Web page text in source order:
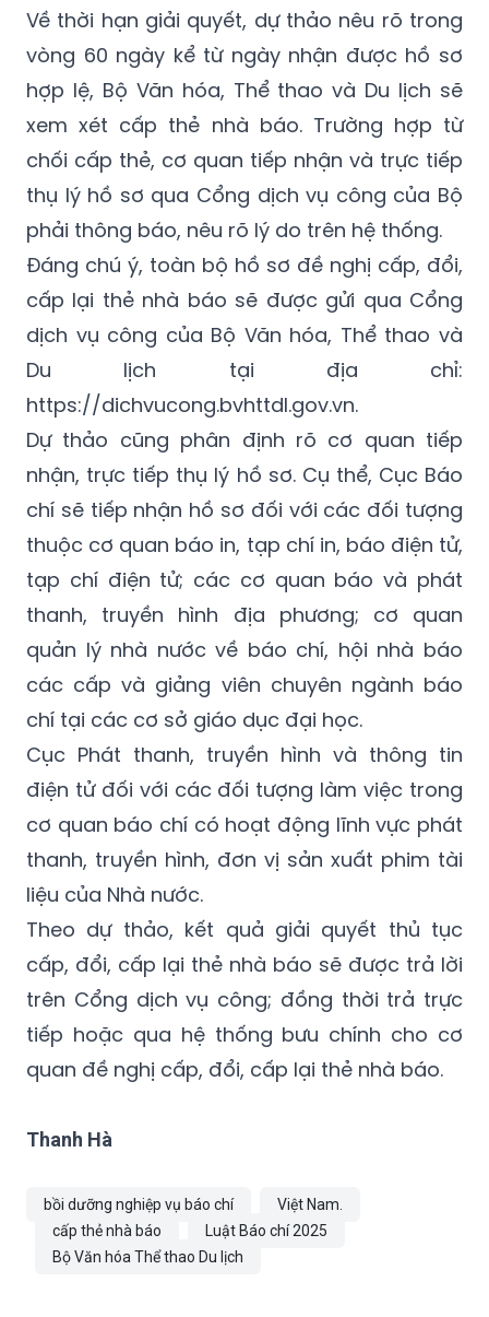
Về thời hạn giải quyết, dự thảo nêu rõ trong
vòng 60 ngày kể từ ngày nhận được hồ sơ
hợp lệ, Bộ Văn hóa, Thể thao và Du lịch sẽ
xem xét cấp thẻ nhà báo. Trường hợp từ
chối cấp thẻ, cơ quan tiếp nhận và trực tiếp
thụ lý hồ sơ qua Cổng dịch vụ công của Bộ
phải thông báo, nêu rõ lý do trên hệ thống.
Đáng chú ý, toàn bộ hồ sơ đề nghị cấp, đổi,
cấp lại thẻ nhà báo sẽ được gửi qua Cổng
dịch vụ công của Bộ Văn hóa, Thể thao và
Du lịch tại địa chỉ:
https://dichvucong.bvhttdl.gov.vn.
Dự thảo cũng phân định rõ cơ quan tiếp
nhận, trực tiếp thụ lý hồ sơ. Cụ thể, Cục Báo
chí sẽ tiếp nhận hồ sơ đối với các đối tượng
thuộc cơ quan báo in, tạp chí in, báo điện tử,
tạp chí điện tử; các cơ quan báo và phát
thanh, truyền hình địa phương; cơ quan
quản lý nhà nước về báo chí, hội nhà báo
các cấp và giảng viên chuyên ngành báo
chí tại các cơ sở giáo dục đại học.
Cục Phát thanh, truyền hình và thông tin
điện tử đối với các đối tượng làm việc trong
cơ quan báo chí có hoạt động lĩnh vực phát
thanh, truyền hình, đơn vị sản xuất phim tài
liệu của Nhà nước.
Theo dự thảo, kết quả giải quyết thủ tục
cấp, đổi, cấp lại thẻ nhà báo sẽ được trả lời
trên Cổng dịch vụ công; đồng thời trả trực
tiếp hoặc qua hệ thống bưu chính cho cơ
quan đề nghị cấp, đổi, cấp lại thẻ nhà báo.
Thanh Hà
bồi dưỡng nghiệp vụ báo chí
Việt Nam.
cấp thẻ nhà báo
Luật Báo chí 2025
Bộ Văn hóa Thể thao Du lịch